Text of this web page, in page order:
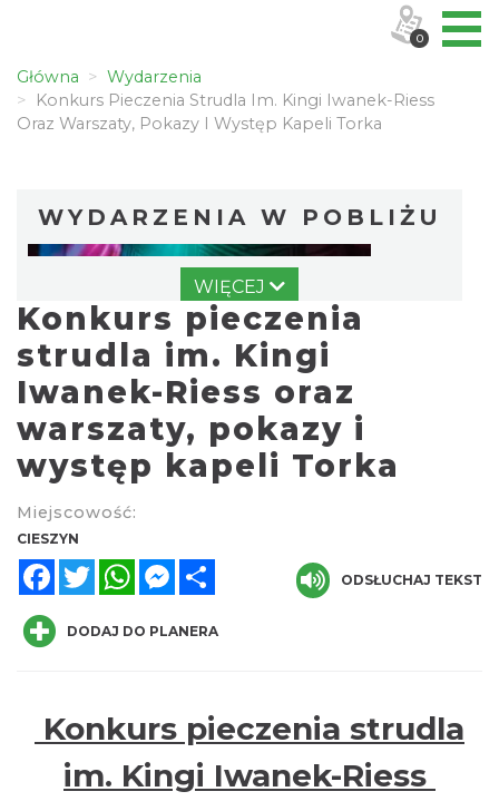
Główna
Wydarzenia
Konkurs Pieczenia Strudla Im. Kingi Iwanek-Riess
Oraz Warszaty, Pokazy I Występ Kapeli Torka
WYDARZENIA W POBLIŻU
Cieszyn
0.00 km
WIĘCEJ
Konkurs pieczenia
strudla im. Kingi
Iwanek-Riess oraz
warszaty, pokazy i
występ kapeli Torka
Miejscowość:
CIESZYN
FacebookTwitterWhatsAppMessenger
ODSŁUCHAJ TEKST
DODAJ DO PLANERA
Konkurs pieczenia strudla
im. Kingi Iwanek-Riess
0